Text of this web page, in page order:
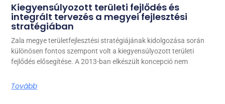
Kiegyensúlyozott területi fejlődés és
integrált tervezés a megyei fejlesztési
stratégiában
Zala megye területfejlesztési stratégiájának kidolgozása során
különösen fontos szempont volt a kiegyensúlyozott területi
fejlődés elősegítése. A 2013-ban elkészült koncepció nem
Tovább